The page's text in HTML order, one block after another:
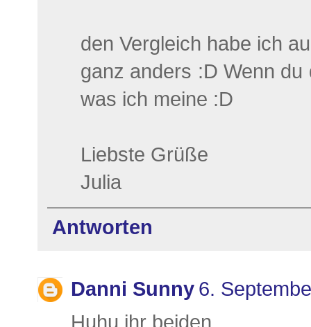
den Vergleich habe ich
ganz anders :D Wenn
was ich meine :D
Liebste Grüße
Julia
Antworten
Danni Sunny 6.
Huhu ihr beiden,